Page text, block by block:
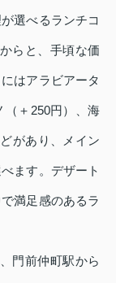
選べるランチコ
らと、手頃な価
はアラビアータ
（＋250円）、海
があり、メイン
ます。デザート
満足感のあるラ
門前仲町駅から